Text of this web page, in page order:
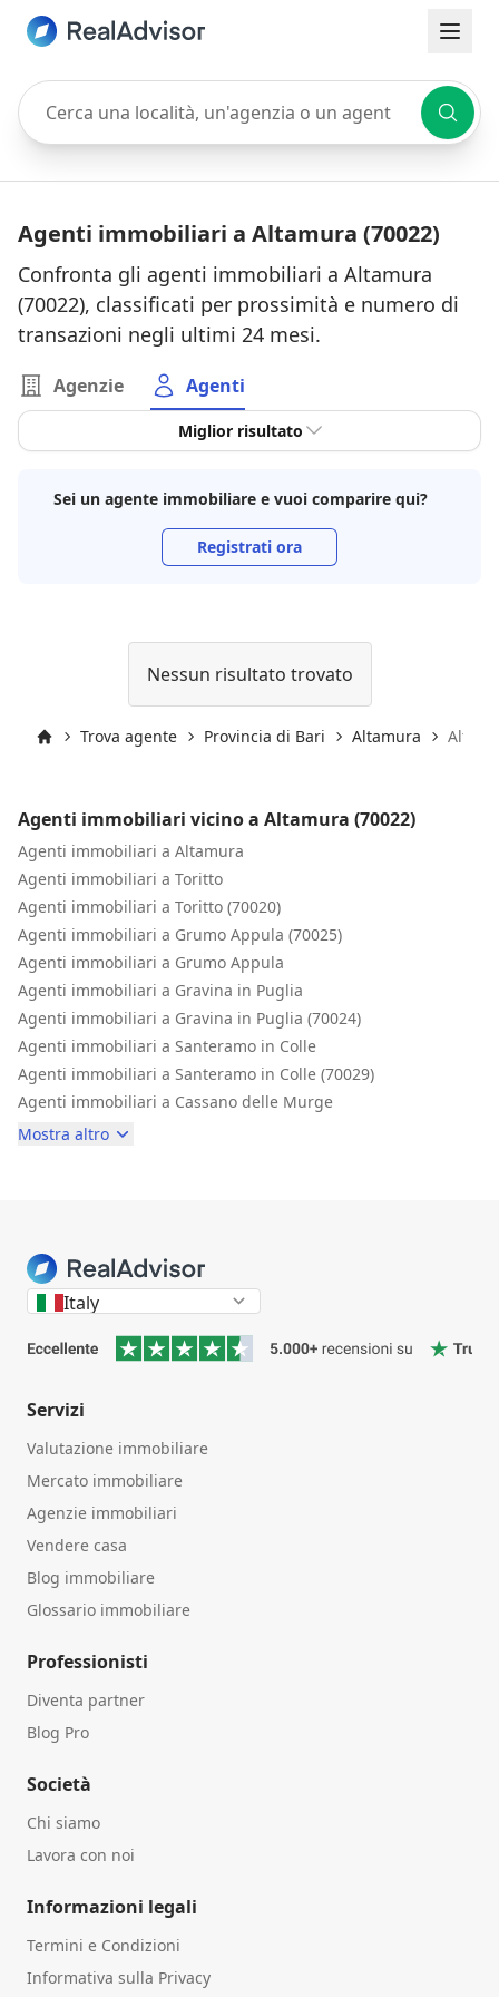
Cerca una località, un'agenzia o un agente
Agenti immobiliari a Altamura (70022)
Confronta gli agenti immobiliari a Altamura
(70022), classificati per prossimità e numero di
transazioni negli ultimi 24 mesi.
Agenzie Agenti
Miglior risultato
Sei un agente immobiliare e vuoi comparire qui?
Registrati ora
Nessun risultato trovato
Trova agente Provincia di Bari Altamura
Agenti immobiliari vicino a Altamura (70022)
Agenti immobiliari a Altamura
Agenti immobiliari a Toritto
Agenti immobiliari a Toritto (70020)
Agenti immobiliari a Grumo Appula (70025)
Agenti immobiliari a Grumo Appula
Agenti immobiliari a Gravina in Puglia
Agenti immobiliari a Gravina in Puglia (70024)
Agenti immobiliari a Santeramo in Colle
Agenti immobiliari a Santeramo in Colle (70029)
Agenti immobiliari a Cassano delle Murge
Mostra altro
Italy
Servizi
Valutazione immobiliare
Mercato immobiliare
Agenzie immobiliari
Vendere casa
Blog immobiliare
Glossario immobiliare
Professionisti
Diventa partner
Blog Pro
Società
Chi siamo
Lavora con noi
Informazioni legali
Termini e Condizioni
Informativa sulla Privacy